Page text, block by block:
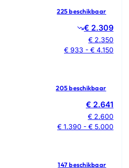
225 beschikbaar
€ 2.309
€ 2.350
€ 933 - € 4.150
205 beschikbaar
€ 2.641
€ 2.600
€ 1.390 - € 5.000
147 beschikbaar